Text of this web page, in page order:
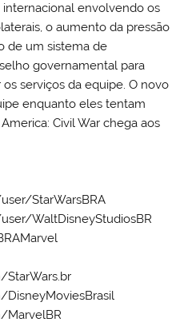
envolvendo os
o aumento da pressão
de um sistema de
governamental para
serviços da equipe. O novo
enquanto eles tentam
Civil War chega aos
StarWarsBRA
WaltDisneyStudiosBR
MarvelBR